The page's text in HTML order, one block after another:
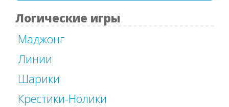
Логические игры
Маджонг
Линии
Шарики
Крестики-Нолики